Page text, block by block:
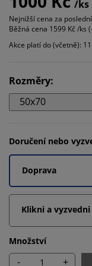
/ks
Nejnižší cena za
Běžná cena 1599 Kč /ks
Akce platí do (včetně):
Rozměry:
50x70
Doručení nebo
Doprava
Klikni a vyzvedni
Množství
- +